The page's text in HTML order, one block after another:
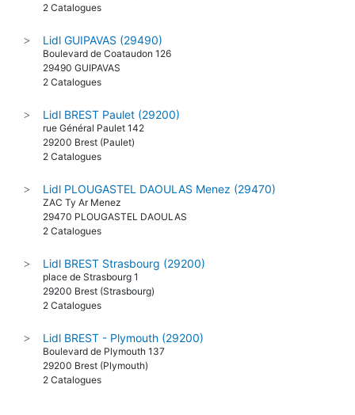
2 Catalogues
> Lidl GUIPAVAS (29490)
Boulevard de Coataudon 126
29490 GUIPAVAS
2 Catalogues
> Lidl BREST Paulet (29200)
rue Général Paulet 142
29200 Brest (Paulet)
2 Catalogues
> Lidl PLOUGASTEL DAOULAS Menez (29470)
ZAC Ty Ar Menez
29470 PLOUGASTEL DAOULAS
2 Catalogues
> Lidl BREST Strasbourg (29200)
place de Strasbourg 1
29200 Brest (Strasbourg)
2 Catalogues
> Lidl BREST - Plymouth (29200)
Boulevard de Plymouth 137
29200 Brest (Plymouth)
2 Catalogues